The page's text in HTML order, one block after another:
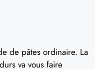
de pâtes ordinaire. La
va vous faire